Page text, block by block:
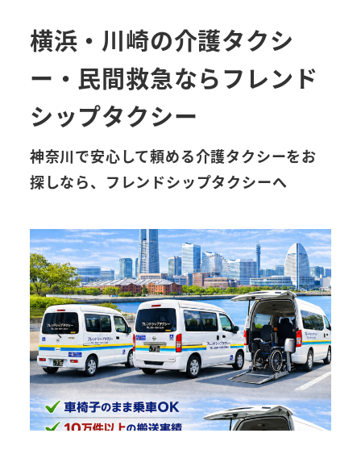
横浜・川崎の介護タクシ
ー・民間救急ならフレンド
シップタクシー
神奈川で安心して頼める介護タクシーをお
探しなら、フレンドシップタクシーへ